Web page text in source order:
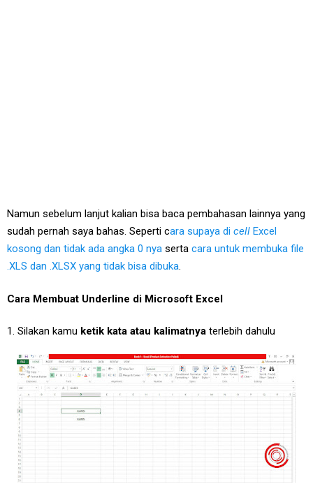
Namun sebelum lanjut kalian bisa baca pembahasan lainnya yang
sudah pernah saya bahas. Seperti cara supaya di cell Excel
kosong dan tidak ada angka 0 nya serta cara untuk membuka file
.XLS dan .XLSX yang tidak bisa dibuka.
Cara Membuat Underline di Microsoft Excel
1. Silakan kamu ketik kata atau kalimatnya terlebih dahulu